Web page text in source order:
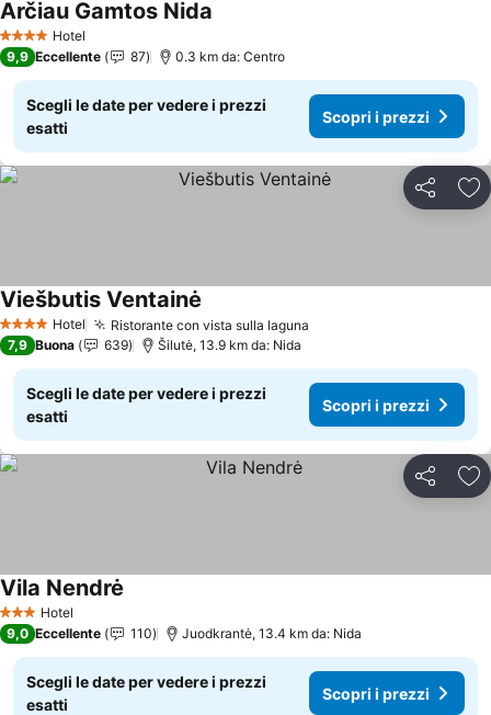
4 Stelle Hotel
Arčiau Gamtos Nida
9,9 Eccellente 87 0.3 km da: Centro
Scegli le date per vedere i prezzi
esatti
Scopri i prezzi
Condividi
4 Stelle Hotel Ristorante con vista sulla laguna
Viešbutis Ventainė
7,9 Buona 639 Šilutė, 13.9 km da: Nida
Scegli le date per vedere i prezzi
esatti
Scopri i prezzi
Condividi
3 StelleHotel
Vila Nendrė
9,0 Eccellente 110 Juodkrantė, 13.4 km da: Nida
Scegli le date per vedere i prezzi
esatti
Scopri i prezzi